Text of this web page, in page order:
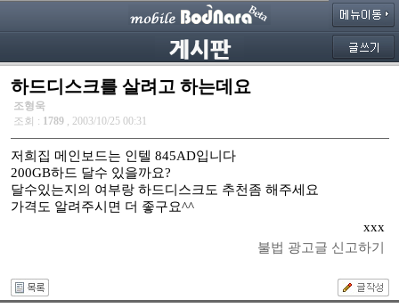
하드디스크를 살려고 하는데요
조형욱
조회 : 1789 , 2003/10/25 00:31
저희집 메인보드는 인텔 845AD입니다
200GB하드 달수 있을까요?
달수있는지의 여부랑 하드디스크도 추천좀 해주세요
가격도 알려주시면 더 좋구요^^
xxx
불법 광고글 신고하기